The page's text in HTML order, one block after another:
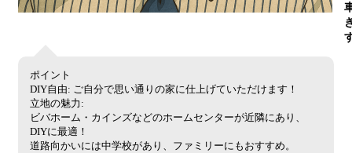
ポイント
DIY自由: ご自分で思い通りの家に仕上げていただけます！
立地の魅力:
ビバホーム・カインズなどのホームセンターが近隣にあり、
DIYに最適！
道路向かいには中学校があり、ファミリーにもおすすめ。